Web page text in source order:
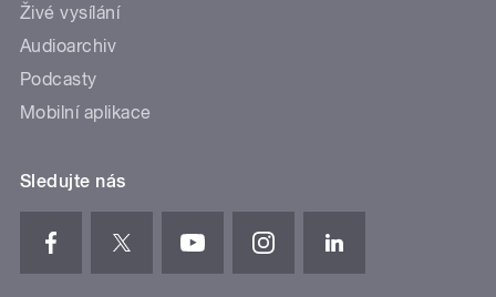
Živé vysílání
Audioarchiv
Podcasty
Mobilní aplikace
Sledujte nás